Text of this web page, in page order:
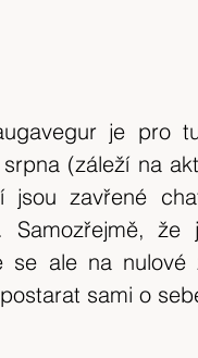
je pro
(záleží na
jsou zavřené
Samozřejmě,
se ale na
sami o